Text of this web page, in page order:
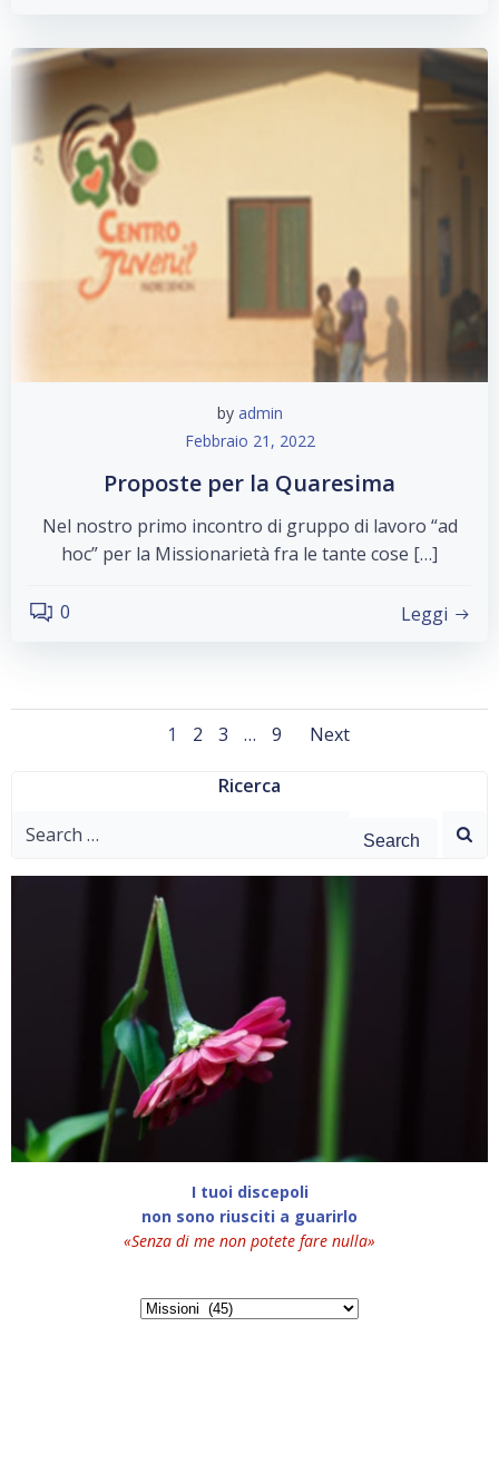
by admin
Febbraio 21, 2022
Proposte per la Quaresima
Nel nostro primo incontro di gruppo di lavoro “ad
hoc” per la Missionarietà fra le tante cose […]
0 Leggi
Posts
navigation
Page
1 Page
2 Page
3 … Page
9
Posts
Next
Ricerca
Search
I tuoi discepoli
non sono riusciti a guarirlo
«Senza di me non potete fare nulla»
Categorie